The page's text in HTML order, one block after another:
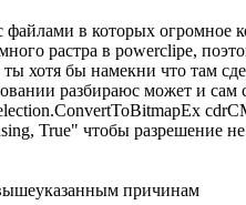
файлами в которых огромное
растра в powerclipe,
хотя бы намекни что там
разбираюс может и сам
True" чтобы разрешение не
причинам